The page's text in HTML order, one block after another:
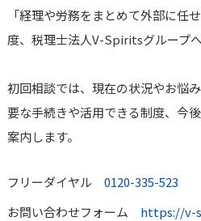
「経理や労務をまとめて外部に任
度、税理士法人V-Spiritsグループ
初回相談では、現在の状況やお悩
要な手続きや活用できる制度、今
案内します。
フリーダイヤル 0120-335-523
お問い合わせフォーム https://v-